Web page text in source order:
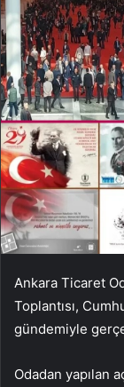
Ankara Ticaret
Toplantısı,
gündemiyle
Odadan yapılan